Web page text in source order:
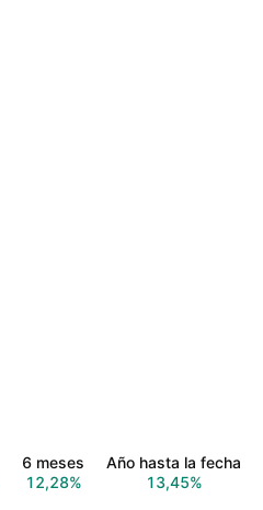
6 meses
12,28%
Año hasta la fecha
13,45%